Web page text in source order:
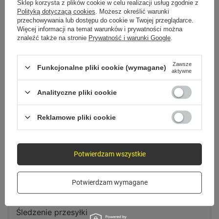
Spróbuj sprecyzować dokładniejsze parametry. Skorzystaj zwyszukiwarki
zaawansowanej.
Szukasz produktu, którego nie
mamy w ofercie?
Jeśli nie znalazłeś w naszej ofercie produktu, a chciałbyś kupić go w
naszym sklepie, możesz skorzystać ze specjalnego formularza i przesłać
nam opis szukanego przedmiotu. Aby móc to zrobić musisz być
zalogowany.
Zamówienia
Status zamówienia
Śledzenie przesyłki
Sklep korzysta z plików cookie w celu realizacji usług zgodnie z
Polityką dotyczącą cookies . Możesz określić warunki
przechowywania lub dostępu do cookie w Twojej przeglądarce.
Więcej informacji na temat warunków i prywatności można
znaleźć także na stronie Prywatność i warunki Google
Funkcjonalne pliki cookie (wymagane)
Zawsze
aktywne
Analityczne pliki cookie
Reklamowe pliki cookie
Potwierdzam wymagane
Potwierdzam wszystkie